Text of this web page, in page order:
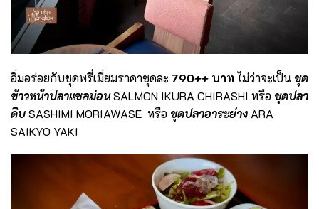
อิ่มอร่อยกับชุดพรี่เมี่ยมราคาชุดละ 790++ บาท ไม่ว่าจะเป็น ชุด
ข้าวหน้าปลาแซลม่อนSALMON IKURA CHIRASHI หรือ ชุดปลา
ดิบSASHIMI MORIAWASE หรือ ชุดปลาอาระย่าง ARA
SAIKYO YAKI